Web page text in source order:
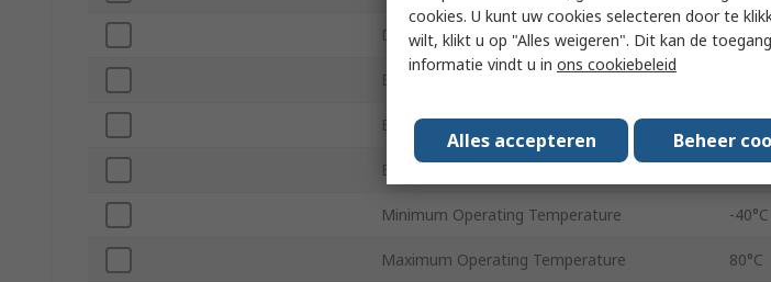
Driver Mounting COB
External Depth
External Height
External Width
Minimum Operating Temperature -40°C
Maximum Operating Temperature 80°C
cookies. U kunt uw cookies selecteren door te
wilt, klikt u op "Alles weigeren". Dit kan de
informatie vindt u in ons cookiebeleid
Alles accepteren Beheer